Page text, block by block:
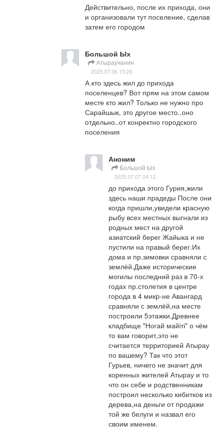
Действительно, после их прихода, они
и организовали тут поселение, сделав
затем его городом
Большой Ых
Атыраучанин
2025.07.06 15:28
А кто здесь жил до прихода
поселенцев? Вот прям на этом самом
месте кто жил? Только не нужно про
Сарайшык, это другое место..оно
отдельно..от конректно городского
поселения
Аноним
Большой Ых
2025.07.07 04:12
до прихода этого Гурия,жили
здесь наши прадеды После они
когда пришли,увидели красную
рыбу всех местных выгнали из
родных мест на другой
азиатский берег Жайыка и не
пустили на правый берег.Их
дома и пр.зимовки сравняли с
землёй.Даже исторические
могилы последний раз в 70-х
годах пр.столетия в центре
города в 4 микр-не Авангард
сравняли с землёй,на месте
построили 5этажки.Древнее
кладбище "Ногай майіті" о чём
то вам говорит,это не
считается территорией Атырау
по вашему? Так что этот
Гурьев, ничего не значит для
коренных жителей Атырау и то
что он себе и родственникам
построил несколько кибитков из
дерева,на деньги от продажи
той же белуги и назвал его
своим именем.